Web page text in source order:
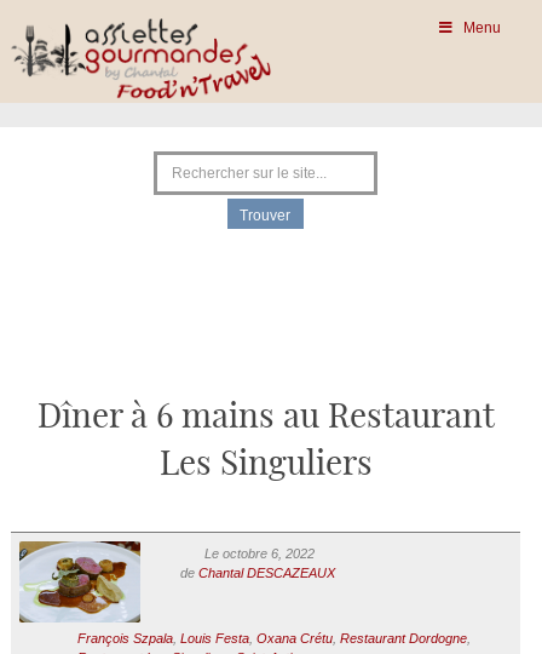
Menu
Dîner à 6 mains au Restaurant
Les Singuliers
Le octobre 6, 2022
de Chantal DESCAZEAUX
François Szpala, Louis Festa, Oxana Crétu, Restaurant Dordogne,